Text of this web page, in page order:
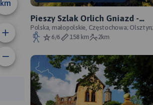
km
Pieszy Szlak Orlich Gniazd -
oficjalny przebieg szlaku
Polska, małopolskie, Częstochowa; Olsztyn;
Mirów; Bobolice; Morsko; Ogrodzieniec; Pilica;
Smoleń; By
6/6 158 km 2km